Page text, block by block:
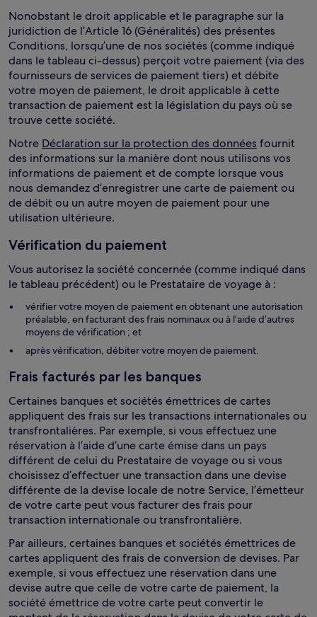
Nonobstant le droit applicable et le paragraphe sur la
juridiction de l’Article 16 (Généralités) des présentes
Conditions, lorsqu’une de nos sociétés (comme indiqué
dans le tableau ci-dessus) perçoit votre paiement (via des
fournisseurs de services de paiement tiers) et débite
votre moyen de paiement, le droit applicable à cette
transaction de paiement est la législation du pays où se
trouve cette société.
Notre Déclaration sur la protection des données fournit
des informations sur la manière dont nous utilisons vos
informations de paiement et de compte lorsque vous
nous demandez d’enregistrer une carte de paiement ou
de débit ou un autre moyen de paiement pour une
utilisation ultérieure.
Vérification du paiement
Vous autorisez la société concernée (comme indiqué dans
le tableau précédent) ou le Prestataire de voyage à :
vérifier votre moyen de paiement en obtenant une autorisation
préalable, en facturant des frais nominaux ou à l’aide d’autres
moyens de vérification ; et
après vérification, débiter votre moyen de paiement.
Frais facturés par les banques
Certaines banques et sociétés émettrices de cartes
appliquent des frais sur les transactions internationales ou
transfrontalières. Par exemple, si vous effectuez une
réservation à l’aide d’une carte émise dans un pays
différent de celui du Prestataire de voyage ou si vous
choisissez d’effectuer une transaction dans une devise
différente de la devise locale de notre Service, l’émetteur
de votre carte peut vous facturer des frais pour
transaction internationale ou transfrontalière.
Par ailleurs, certaines banques et sociétés émettrices de
cartes appliquent des frais de conversion de devises. Par
exemple, si vous effectuez une réservation dans une
devise autre que celle de votre carte de paiement, la
société émettrice de votre carte peut convertir le